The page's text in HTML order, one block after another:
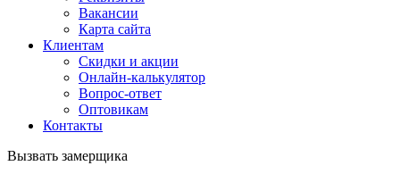
Вакансии
Карта сайта
Клиентам
Скидки и акции
Онлайн-калькулятор
Вопрос-ответ
Оптовикам
Контакты
Вызвать замерщика